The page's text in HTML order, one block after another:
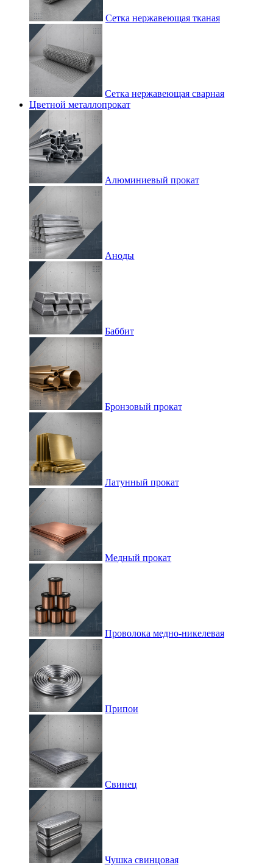
Сетка нержавеющая тканая
Сетка нержавеющая сварная
Цветной металлопрокат
Алюминиевый прокат
Аноды
Баббит
Бронзовый прокат
Латунный прокат
Медный прокат
Проволока медно-никелевая
Припои
Свинец
Чушка свинцовая